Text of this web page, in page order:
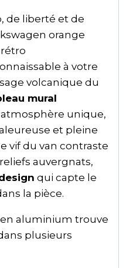
de liberté et de
orange
à votre
volcanique du
mural
unique,
et pleine
vif du van contraste
auvergnats,
qui capte le
la pièce.
aluminium trouve
plusieurs